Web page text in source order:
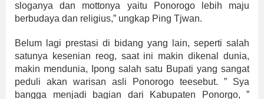
sloganya dan mottonya yaitu Ponorogo lebih maju
berbudaya dan religius,” ungkap Ping Tjwan.
Belum lagi prestasi di bidang yang lain, seperti salah
satunya kesenian reog, saat ini makin dikenal dunia,
makin mendunia, Ipong salah satu Bupati yang sangat
peduli akan warisan asli Ponorogo teesebut. ” Sya
bangga menjadi bagian dari Kabupaten Ponorgo, ”